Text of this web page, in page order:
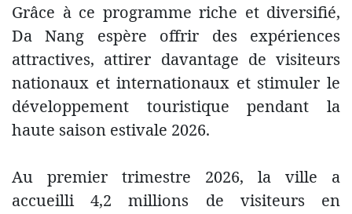
Grâce à ce programme riche et diversifié,
Da Nang espère offrir des expériences
attractives, attirer davantage de visiteurs
nationaux et internationaux et stimuler le
développement touristique pendant la
haute saison estivale 2026.
Au premier trimestre 2026, la ville a
accueilli 4,2 millions de visiteurs en